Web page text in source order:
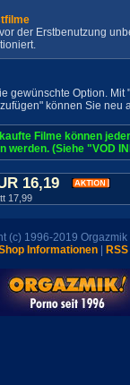
der Erstbenutzung
gewünschte Option.
können Sie neu
Filme können
werden. (Siehe "VOD
16,19
17,99
(c) 1996-2019 Orgazmik
Informationen